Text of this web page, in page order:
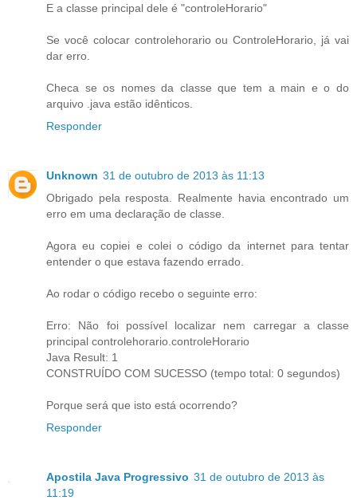
E a classe principal dele é "controleHorario"
Se você colocar controlehorario ou ControleHorario, já vai
dar erro.
Checa se os nomes da classe que tem a main e o do
arquivo .java estão idênticos.
Responder
Unknown 31 de outubro de 2013 às 11:13
Obrigado pela resposta. Realmente havia encontrado um
erro em uma declaração de classe.
Agora eu copiei e colei o código da internet para tentar
entender o que estava fazendo errado.
Ao rodar o código recebo o seguinte erro:
Erro: Não foi possível localizar nem carregar a classe
principal controlehorario.controleHorario
Java Result: 1
CONSTRUÍDO COM SUCESSO (tempo total: 0 segundos)
Porque será que isto está ocorrendo?
Responder
Apostila Java Progressivo 31 de outubro de 2013 às
11:19